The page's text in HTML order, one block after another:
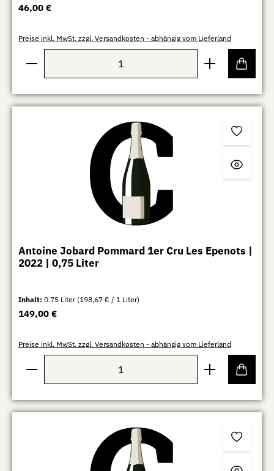
Regulärer Preis:
46,00 €
Preise inkl. MwSt. zzgl. Versandkosten - abhängig vom Lieferland
Produkt Anzahl: Gib den gewünschten Wert ein
Antoine Jobard Pommard 1er Cru Les Epenots |
2022 | 0,75 Liter
Inhalt:0.75 Liter (198,67 € / 1 Liter)
Regulärer Preis:
149,00 €
Preise inkl. MwSt. zzgl. Versandkosten - abhängig vom Lieferland
Produkt Anzahl: Gib den gewünschten Wert ein